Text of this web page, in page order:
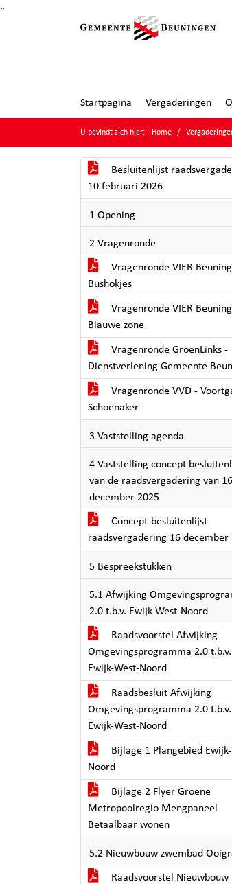
Ga naar de inhoud van deze pagina
Startpagina Vergaderingen
U bevindt zich hier: Home
Besluitenlijst
10 februari 2026
1 Opening
2 Vragenronde
Vragenronde VIER
Bushokjes
Vragenronde VIER
Blauwe zone
Vragenronde GroenLinks -
Dienstverlening Gemeente
Vragenronde VVD -
Schoenaker
3 Vaststelling agenda
4 Vaststelling concept
van de raadsvergadering van 16
december 2025
Concept-besluitenlijst
raadsvergadering 16 december
5 Bespreekstukken
5.1 Afwijking
2.0 t.b.v. Ewijk-West-Noord
Raadsvoorstel Afwijking
Omgevingsprogramma 2.0 t.b.v.
Ewijk-West-Noord
Raadsbesluit Afwijking
Omgevingsprogramma 2.0 t.b.v.
Ewijk-West-Noord
Bijlage 1 Plangebied
Noord
Bijlage 2 Flyer Groene
Metropoolregio Mengpaneel
Betaalbaar wonen
5.2 Nieuwbouw zwembad
Raadsvoorstel Nieuwbouw